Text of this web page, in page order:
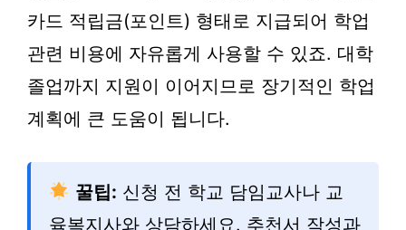
카드 적립금(포인트) 형태로 지급되어 학업
관련 비용에 자유롭게 사용할 수 있죠. 대학
졸업까지 지원이 이어지므로 장기적인 학업
계획에 큰 도움이 됩니다.
꿀팁: 신청 전 학교 담임교사나 교
육복지사와 상담하세요. 추천서 작성과